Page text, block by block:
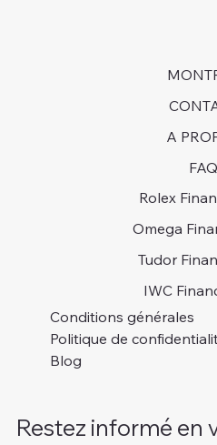
A
FAQ
Rolex
Omega
Tudor
IWC
Conditions générales
Politique de
Blog
Restez informé en